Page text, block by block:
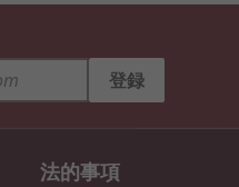
登録
法的事項